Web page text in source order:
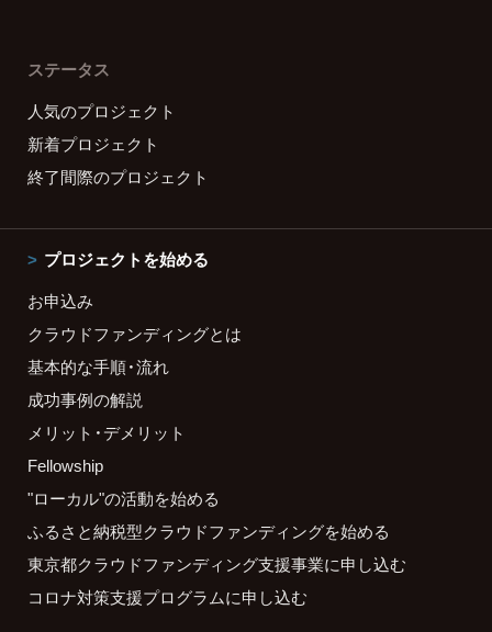
ステータス
人気のプロジェクト
新着プロジェクト
終了間際のプロジェクト
プロジェクトを始める
お申込み
クラウドファンディングとは
基本的な手順・流れ
成功事例の解説
メリット・デメリット
Fellowship
"ローカル"の活動を始める
ふるさと納税型クラウドファンディングを始める
東京都クラウドファンディング支援事業に申し込む
コロナ対策支援プログラムに申し込む